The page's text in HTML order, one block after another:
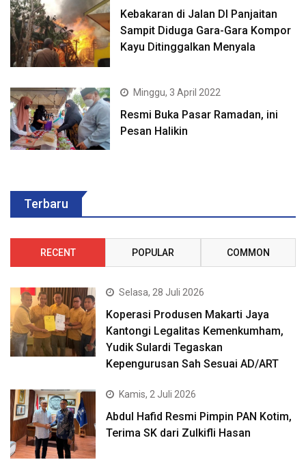
Kebakaran di Jalan DI Panjaitan
Sampit Diduga Gara-Gara Kompor
Kayu Ditinggalkan Menyala
Minggu, 3 April 2022
Resmi Buka Pasar Ramadan, ini
Pesan Halikin
Terbaru
RECENT POPULAR COMMON
Selasa, 28 Juli 2026
Koperasi Produsen Makarti Jaya
Kantongi Legalitas Kemenkumham,
Yudik Sulardi Tegaskan
Kepengurusan Sah Sesuai AD/ART
Kamis, 2 Juli 2026
Abdul Hafid Resmi Pimpin PAN Kotim,
Terima SK dari Zulkifli Hasan